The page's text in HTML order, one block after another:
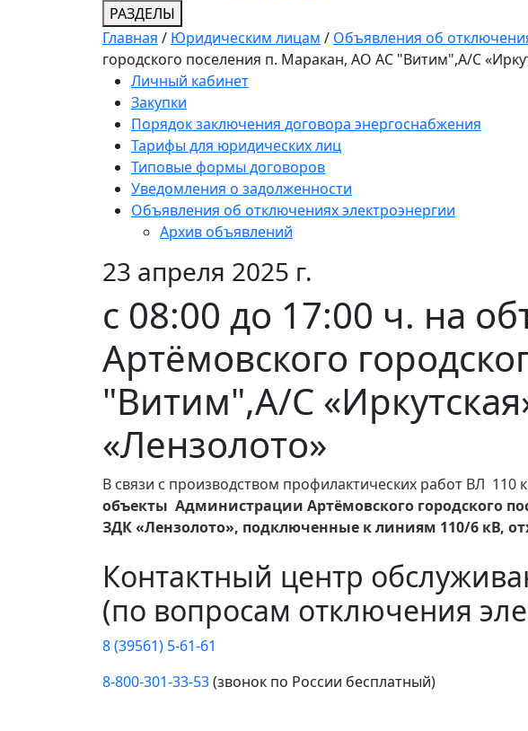
РАЗДЕЛЫ
Главная / Юридическим лицам / Объявления об
городского поселения п. Маракан, АО АС "Витим",А/С
Личный кабинет
Закупки
Порядок заключения договора энергоснабжения
Тарифы для юридических лиц
Типовые формы договоров
Уведомления о задолженности
Объявления об отключениях электроэнергии
Архив объявлений
23 апреля 2025 г.
с 08:00 до 17:00 ч. на
Артёмовского
"Витим",А/С
«Лензолото»
В связи с производством профилактических работ ВЛ 110
объекты Администрации Артёмовского городского
ЗДК «Лензолото», подключенные к линиям 110/6 кВ,
Контактный центр
(по вопросам отключения
8 (39561) 5-61-61
8-800-301-33-53(звонок по России бесплатный)